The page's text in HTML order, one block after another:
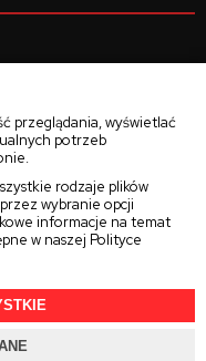
przeglądania, wyświetlać
potrzeb
rodzaje plików
wybranie opcji
informacje na temat
w naszej Polityce
Rajsoczewek.pl